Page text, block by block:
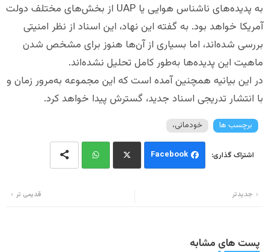
به پدیده‌های ناشناس هوایی یا UAP از بخش‌های مختلف دولت
آمریکا خواهد بود. به گفته این نهاد، این اسناد از نظر امنیتی
بررسی شده‌اند، اما بسیاری از آن‌ها هنوز برای مشخص شدن
ماهیت این پدیده‌ها به‌طور کامل تحلیل نشده‌اند.
در این بیانیه همچنین آمده است که این مجموعه به‌مرور زمان و
با انتشار تدریجی اسناد جدید، گسترش پیدا خواهد کرد.
برچسب ها خودمانی،
Facebook
جدیدتر قدیمی تر
پست های مشابه